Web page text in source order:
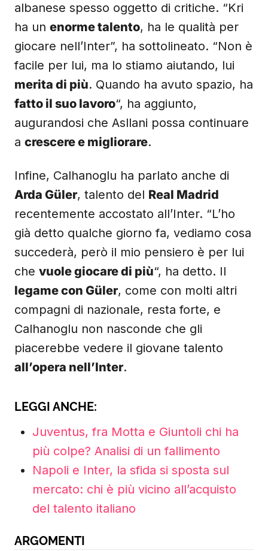
albanese spesso oggetto di critiche. “Kri
ha un enorme talento, ha le qualità per
giocare nell’Inter”, ha sottolineato. “Non è
facile per lui, ma lo stiamo aiutando, lui
merita di più. Quando ha avuto spazio, ha
fatto il suo lavoro“, ha aggiunto,
augurandosi che Asllani possa continuare
a crescere e migliorare.
Infine, Calhanoglu ha parlato anche di
Arda Güler, talento del Real Madrid
recentemente accostato all’Inter. “L’ho
già detto qualche giorno fa, vediamo cosa
succederà, però il mio pensiero è per lui
che vuole giocare di più“, ha detto. Il
legame con Güler, come con molti altri
compagni di nazionale, resta forte, e
Calhanoglu non nasconde che gli
piacerebbe vedere il giovane talento
all’opera nell’Inter.
LEGGI ANCHE:
Juventus, fra Motta e Giuntoli chi ha
più colpe? Analisi di un fallimento
Napoli e Inter, la sfida si sposta sul
mercato: chi è più vicino all’acquisto
del talento italiano
ARGOMENTI